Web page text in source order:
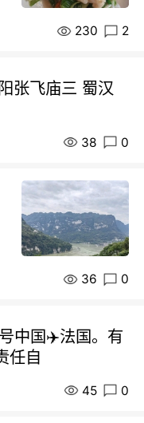
230 2
张飞庙三 蜀汉
38 0
36 0
中国✈️法国。有
任自
45 0